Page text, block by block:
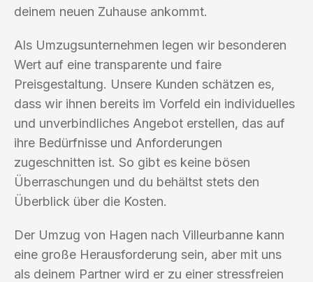
deinem neuen Zuhause ankommt.
Als Umzugsunternehmen legen wir besonderen
Wert auf eine transparente und faire
Preisgestaltung. Unsere Kunden schätzen es,
dass wir ihnen bereits im Vorfeld ein individuelles
und unverbindliches Angebot erstellen, das auf
ihre Bedürfnisse und Anforderungen
zugeschnitten ist. So gibt es keine bösen
Überraschungen und du behältst stets den
Überblick über die Kosten.
Der Umzug von Hagen nach Villeurbanne kann
eine große Herausforderung sein, aber mit uns
als deinem Partner wird er zu einer stressfreien